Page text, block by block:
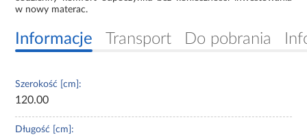
w nowy materac.
Informacje Transport Do pobrania
Szerokość [cm]:
120.00
Długość [cm]: